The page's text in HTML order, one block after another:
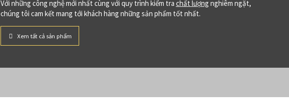
Với những công nghệ mới nhất cùng với quy trình kiểm tra chất lượng nghiêm ngặt,
chúng tôi cam kết mang tới khách hàng những sản phẩm tốt nhất.
Xem tất cả sản phẩm